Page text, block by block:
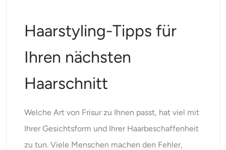
Haarstyling-Tipps für
Ihren nächsten
Haarschnitt
Welche Art von Frisur zu Ihnen passt, hat viel mit
Ihrer Gesichtsform und Ihrer Haarbeschaffenheit
zu tun. Viele Menschen machen den Fehler,